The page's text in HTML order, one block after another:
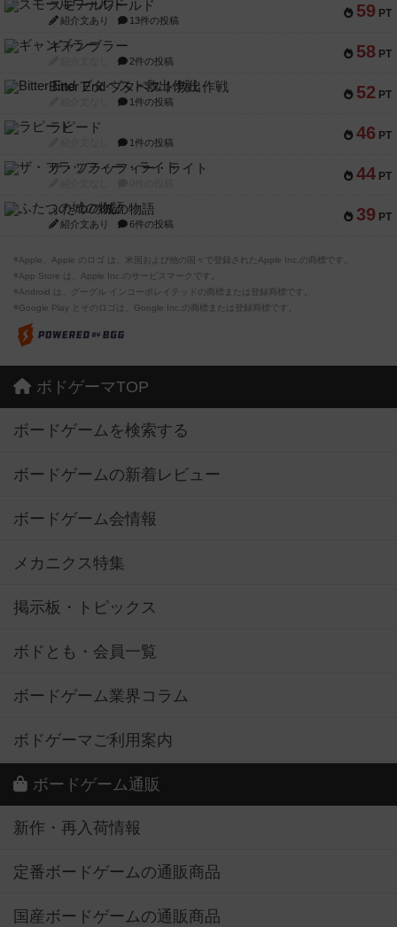
59 PT
スモールワールド
紹介文あり 13件の投稿
58 PT
ギャンブラー
2件の投稿
52 PT
Bitter End ブタペスト救出作戦
1件の投稿
46 PT
ラピード
1件の投稿
44 PT
ザ・フラッフィー・ライト
39 PT
ふたつの城の物語
紹介文あり 6件の投稿
※Apple、Apple のロゴ は、米国および他の国々で登録されたApple Inc.の商標です。
※App Store は、Apple Inc.のサービスマークです。
※Android は、グーグル インコーポレイテッドの商標または登録商標です。
※Google Play とそのロゴは、Google Inc.の商標または登録商標です。
ボドゲーマTOP
ボードゲームを検索する
ボードゲームの新着レビュー
ボードゲーム会情報
メカニクス特集
掲示板・トピックス
ボドとも・会員一覧
ボードゲーム業界コラム
ボドゲーマご利用案内
ボードゲーム通販
新作・再入荷情報
定番ボードゲームの通販商品
国産ボードゲームの通販商品